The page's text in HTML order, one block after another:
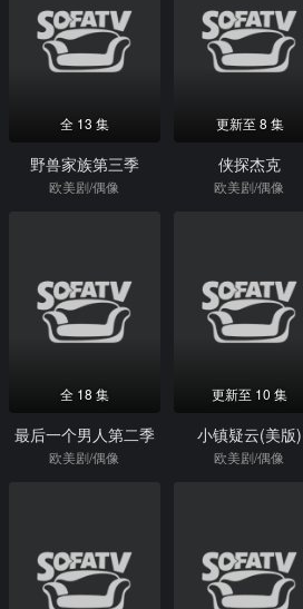
全 13 集
野兽家族第三季
欧美剧/偶像
更新至 8 集
侠探杰克
欧美剧/偶像
全 18 集
最后一个男人第二季
欧美剧/偶像
更新至 10 集
小镇疑云(美版)
欧美剧/偶像